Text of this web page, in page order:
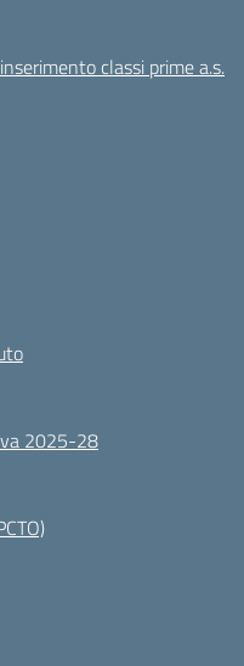
classi prime a.s.
2025-28